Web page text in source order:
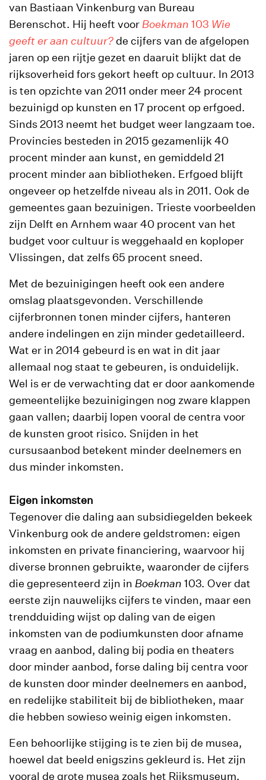
van Bastiaan Vinkenburg van Bureau
Berenschot. Hij heeft voor Boekman 103 Wie
geeft er aan cultuur? de cijfers van de afgelopen
jaren op een rijtje gezet en daaruit blijkt dat de
rijksoverheid fors gekort heeft op cultuur. In 2013
is ten opzichte van 2011 onder meer 24 procent
bezuinigd op kunsten en 17 procent op erfgoed.
Sinds 2013 neemt het budget weer langzaam toe.
Provincies besteden in 2015 gezamenlijk 40
procent minder aan kunst, en gemiddeld 21
procent minder aan bibliotheken. Erfgoed blijft
ongeveer op hetzelfde niveau als in 2011. Ook de
gemeentes gaan bezuinigen. Trieste voorbeelden
zijn Delft en Arnhem waar 40 procent van het
budget voor cultuur is weggehaald en koploper
Vlissingen, dat zelfs 65 procent sneed.
Met de bezuinigingen heeft ook een andere
omslag plaatsgevonden. Verschillende
cijferbronnen tonen minder cijfers, hanteren
andere indelingen en zijn minder gedetailleerd.
Wat er in 2014 gebeurd is en wat in dit jaar
allemaal nog staat te gebeuren, is onduidelijk.
Wel is er de verwachting dat er door aankomende
gemeentelijke bezuinigingen nog zware klappen
gaan vallen; daarbij lopen vooral de centra voor
de kunsten groot risico. Snijden in het
cursusaanbod betekent minder deelnemers en
dus minder inkomsten.
Eigen inkomsten
Tegenover die daling aan subsidiegelden bekeek
Vinkenburg ook de andere geldstromen: eigen
inkomsten en private financiering, waarvoor hij
diverse bronnen gebruikte, waaronder de cijfers
die gepresenteerd zijn in Boekman 103. Over dat
eerste zijn nauwelijks cijfers te vinden, maar een
trendduiding wijst op daling van de eigen
inkomsten van de podiumkunsten door afname
vraag en aanbod, daling bij podia en theaters
door minder aanbod, forse daling bij centra voor
de kunsten door minder deelnemers en aanbod,
en redelijke stabiliteit bij de bibliotheken, maar
die hebben sowieso weinig eigen inkomsten.
Een behoorlijke stijging is te zien bij de musea,
hoewel dat beeld enigszins gekleurd is. Het zijn
vooral de grote musea zoals het Rijksmuseum,